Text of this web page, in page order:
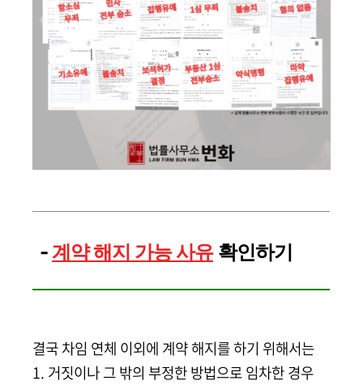
- 계약 해지 가능 사유 확인하기
결국 차임 연체 이외에 계약 해지를 하기 위해서는
1. 거짓이나 그 밖의 부정한 방법으로 임차한 경우